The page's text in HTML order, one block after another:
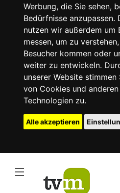
Werbung, die Sie sehen,
Bedürfnisse anzupassen.
nutzen wir außerdem um
messen, um zu
Besucher kommen oder
weiter zu entwickeln.
unserer Website
von Cookies und
Technologien zu.
Alle akzeptieren